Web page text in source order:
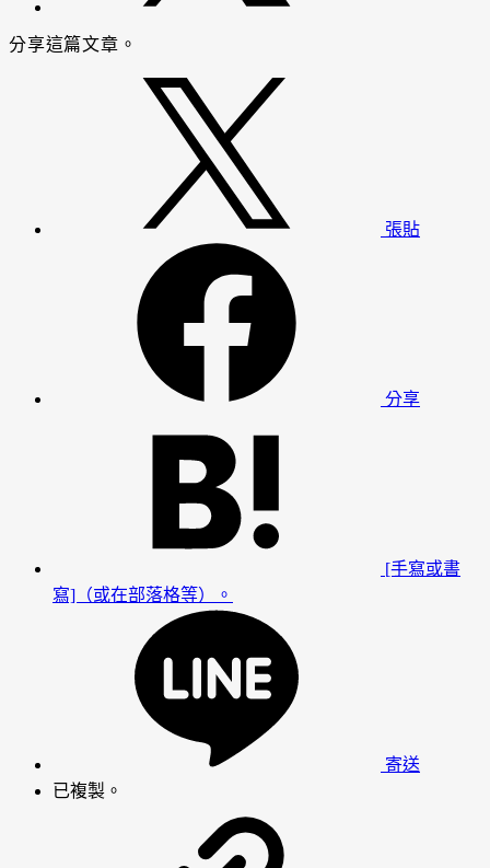
分享這篇文章。
張貼
分享
[手寫或書
寫]（或在部落格等）。
寄送
已複製。